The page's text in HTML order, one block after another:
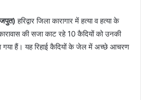
m
a
i
हरिद्वार जिला कारागार में हत्या व हत्या के
की सजा काट रहे 10 कैदियों को उनकी
गया हैं। यह रिहाई कैदियों के जेल में अच्छे आचरण